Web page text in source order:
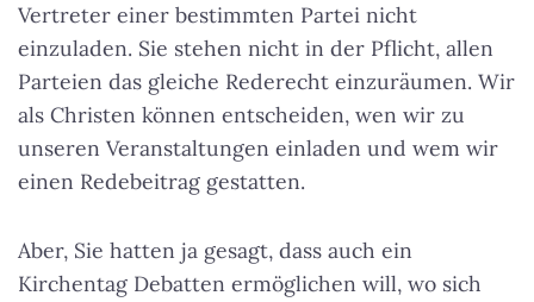
Vertreter einer bestimmten Partei nicht
einzuladen. Sie stehen nicht in der Pflicht, allen
Parteien das gleiche Rederecht einzuräumen. Wir
als Christen können entscheiden, wen wir zu
unseren Veranstaltungen einladen und wem wir
einen Redebeitrag gestatten.
Aber, Sie hatten ja gesagt, dass auch ein
Kirchentag Debatten ermöglichen will, wo sich